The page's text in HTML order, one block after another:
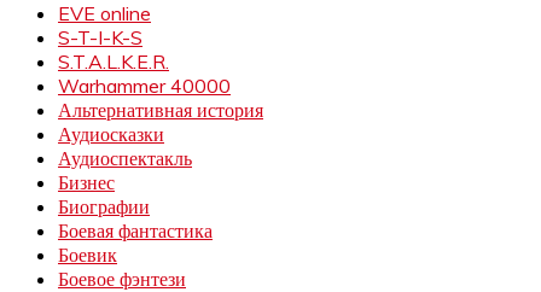
EVE online
S-T-I-K-S
S.T.A.L.K.E.R.
Warhammer 40000
Альтернативная история
Аудиосказки
Аудиоспектакль
Бизнес
Биографии
Боевая фантастика
Боевик
Боевое фэнтези